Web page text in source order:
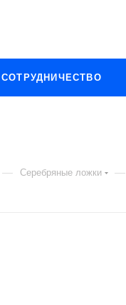
СОТРУДНИЧЕСТВО
— Серебряные ложки —